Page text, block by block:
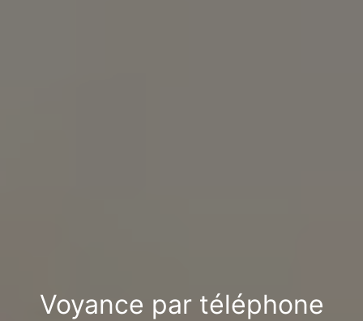
Voyance par téléphone